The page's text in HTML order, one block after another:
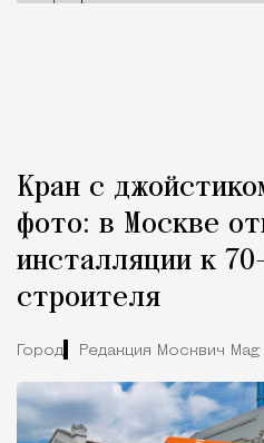
Кран с
фото: в Москве
инсталляции к
строителя
Город Редакция Москвич Mag